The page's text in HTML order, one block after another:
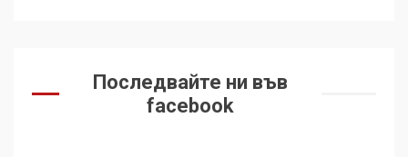
Последвайте ни във
facebook